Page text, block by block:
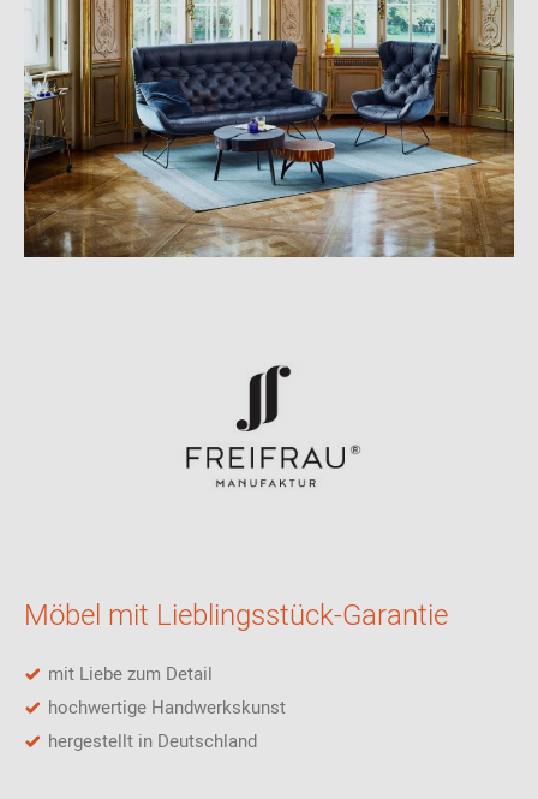
Freifrau Sitzmöbelmanufaktur zusätzlich ihr ökologisches
Bewusstsein.
Dabei ist es dem Hersteller besonders wichtig, dass die Sitzmöbel
nicht nur für das Auge, sondern auch für die anderen Sinne
erlebbar sind. Das geschieht durch den Einsatz von angenehmem
Holz, griffigem Leder und weichen Stoffen. So wird jedes
Sitzmöbel zu einem unverwechselbaren Unikat und zu einem
echten Lieblingsstück.
tief. Die Sitzhöhe beträgt 82 cm und die Sitzbreite 44 cm. Die
Möbel mit Lieblingsstück-Garantie
mit Liebe zum Detail
hochwertige Handwerkskunst
hergestellt in Deutschland